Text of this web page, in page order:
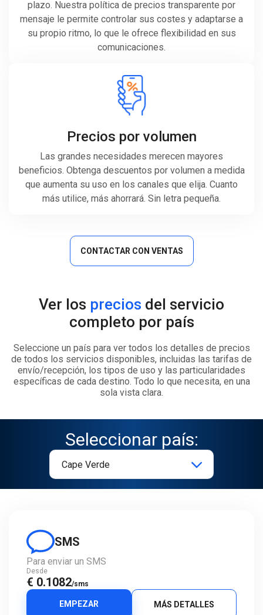
plazo. Nuestra política de precios transparente por
mensaje le permite controlar sus costes y adaptarse a
su propio ritmo, lo que le ofrece flexibilidad en sus
comunicaciones.
Precios por volumen
Las grandes necesidades merecen mayores
beneficios. Obtenga descuentos por volumen a medida
que aumenta su uso en los canales que elija. Cuanto
más utilice, más ahorrará. Sin letra pequeña.
CONTACTAR CON VENTAS
Ver los precios del servicio
completo por país
Seleccione un país para ver todos los detalles de precios
de todos los servicios disponibles, incluidas las tarifas de
envío/recepción, los tipos de uso y las particularidades
específicas de cada destino. Todo lo que necesita, en una
sola vista clara.
Seleccionar país:
SMS
Para enviar un SMS
Desde
€ 0.1082/sms
EMPEZAR MÁS DETALLES